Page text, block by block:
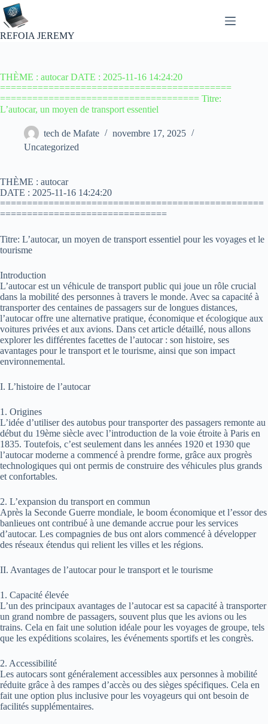
Passer
au
contenu
REFOIA JEREMY
THÈME : autocar DATE : 2025-11-16 14:24:20
===========================================
===================================== Titre:
L’autocar, un moyen de transport essentiel
tech de Mafate
novembre 17, 2025
Uncategorized
THÈME : autocar
DATE : 2025-11-16 14:24:20
=================================================
===============================
Titre: L’autocar, un moyen de transport essentiel pour les voyages et le
tourisme
Introduction
L’autocar est un véhicule de transport public qui joue un rôle crucial
dans la mobilité des personnes à travers le monde. Avec sa capacité à
transporter des centaines de passagers sur de longues distances,
l’autocar offre une alternative pratique, économique et écologique aux
voitures privées et aux avions. Dans cet article détaillé, nous allons
explorer les différentes facettes de l’autocar : son histoire, ses
avantages pour le transport et le tourisme, ainsi que son impact
environnemental.
I. L’histoire de l’autocar
1. Origines
L’idée d’utiliser des autobus pour transporter des passagers remonte au
début du 19ème siècle avec l’introduction de la voie étroite à Paris en
1835. Toutefois, c’est seulement dans les années 1920 et 1930 que
l’autocar moderne a commencé à prendre forme, grâce aux progrès
technologiques qui ont permis de construire des véhicules plus grands
et confortables.
2. L’expansion du transport en commun
Après la Seconde Guerre mondiale, le boom économique et l’essor des
banlieues ont contribué à une demande accrue pour les services
d’autocar. Les compagnies de bus ont alors commencé à développer
des réseaux étendus qui relient les villes et les régions.
II. Avantages de l’autocar pour le transport et le tourisme
1. Capacité élevée
L’un des principaux avantages de l’autocar est sa capacité à transporter
un grand nombre de passagers, souvent plus que les avions ou les
trains. Cela en fait une solution idéale pour les voyages de groupe, tels
que les expéditions scolaires, les événements sportifs et les congrès.
2. Accessibilité
Les autocars sont généralement accessibles aux personnes à mobilité
réduite grâce à des rampes d’accès ou des sièges spécifiques. Cela en
fait une option plus inclusive pour les voyageurs qui ont besoin de
facilités supplémentaires.